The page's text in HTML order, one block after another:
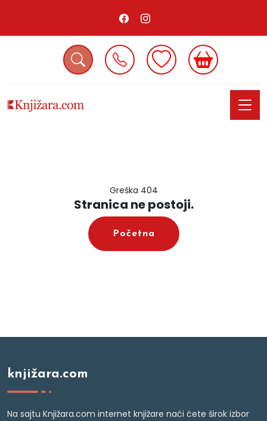
Greška 404
Stranica ne postoji.
Početna
knjižara.com
Na sajtu Knjižara.com internet knjižare naći ćete širok izbor